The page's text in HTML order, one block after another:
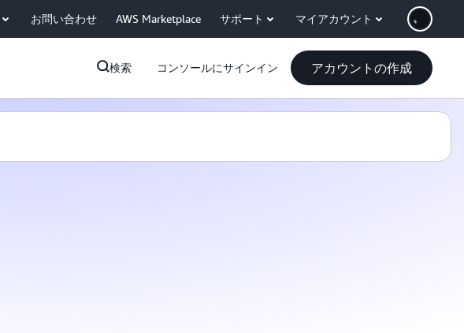
お問い合わせ AWS Marketplace サポート マイアカウント
検索 コンソールにサインイン アカウントの作成